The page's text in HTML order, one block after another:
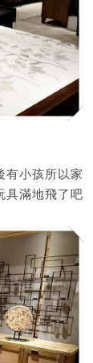
有小孩所以家
具滿地飛了吧